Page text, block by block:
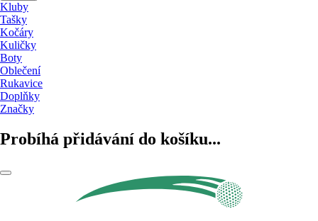
Kluby
Tašky
Kočáry
Kuličky
Boty
Oblečení
Rukavice
Doplňky
Značky
Probíhá přidávání do košíku...